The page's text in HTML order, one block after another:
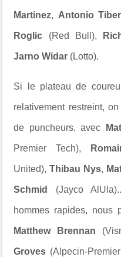
Martinez, Antonio
Roglic (Red Bull),
Jarno Widar (Lotto).
Si le plateau de
relativement restreint,
de puncheurs, avec
Premier Tech),
United),Thibau Nys,
Schmid (Jayco
hommes rapides, nous
Matthew Brennan
Groves (Alpecin-